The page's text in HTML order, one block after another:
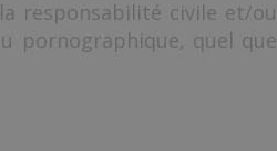
responsabilité civile et/ou
pornographique, quel que